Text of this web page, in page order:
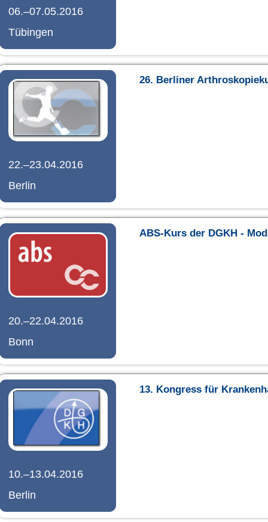
06.–07.05.2016
Tübingen
22.–23.04.2016
Berlin
26. Berliner
20.–22.04.2016
Bonn
ABS-Kurs der DGKH -
10.–13.04.2016
Berlin
13. Kongress für